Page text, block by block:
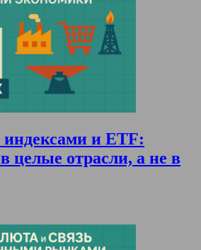
индексами и ETF:
целые отрасли, а не в